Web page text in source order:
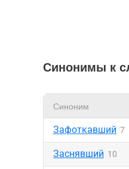
Синонимы к
Синоним
Зафоткавший 7
Заснявший 10